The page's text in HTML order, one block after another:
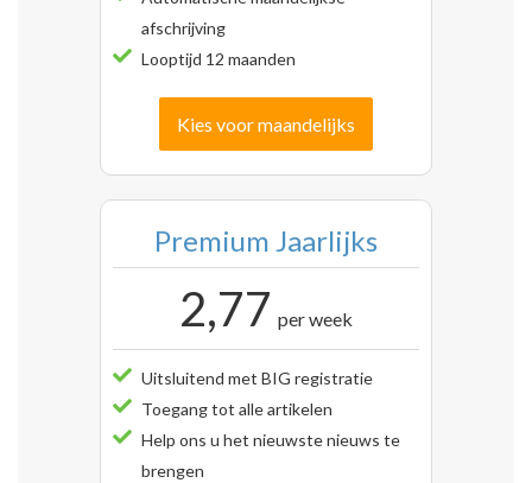
afschrijving
Looptijd 12 maanden
Kies voor maandelijks
Premium Jaarlijks
2,77 per week
Uitsluitend met BIG registratie
Toegang tot alle artikelen
Help ons u het nieuwste nieuws te
brengen